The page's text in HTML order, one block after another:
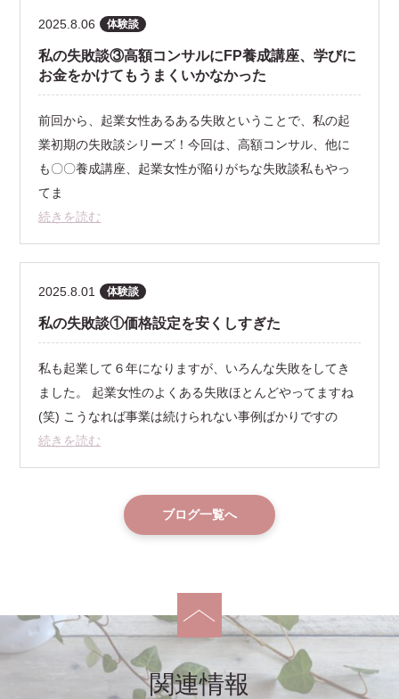
2025.8.06 体験談
私の失敗談③高額コンサルにFP養成講座、学びに
お金をかけてもうまくいかなかった
前回から、起業女性あるある失敗ということで、私の起
業初期の失敗談シリーズ！今回は、高額コンサル、他に
も〇〇養成講座、起業女性が陥りがちな失敗談私もやっ
てま
続きを読む
2025.8.01 体験談
私の失敗談①価格設定を安くしすぎた
私も起業して６年になりますが、いろんな失敗をしてき
ました。 起業女性のよくある失敗ほとんどやってますね
(笑) こうなれば事業は続けられない事例ばかりですの
続きを読む
ブログ一覧へ
関連情報